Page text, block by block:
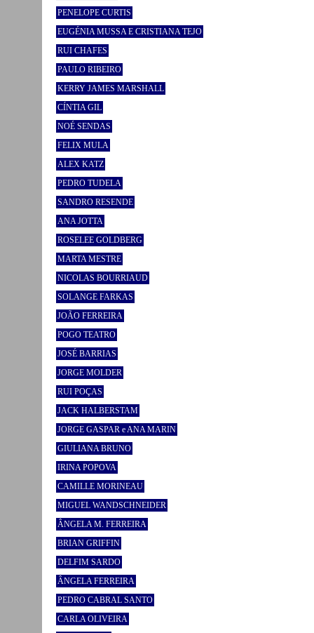
PENELOPE CURTIS
EUGÉNIA MUSSA E CRISTIANA TEJO
RUI CHAFES
PAULO RIBEIRO
KERRY JAMES MARSHALL
CÍNTIA GIL
NOÉ SENDAS
FELIX MULA
ALEX KATZ
PEDRO TUDELA
SANDRO RESENDE
ANA JOTTA
ROSELEE GOLDBERG
MARTA MESTRE
NICOLAS BOURRIAUD
SOLANGE FARKAS
JOÃO FERREIRA
POGO TEATRO
JOSÉ BARRIAS
JORGE MOLDER
RUI POÇAS
JACK HALBERSTAM
JORGE GASPAR e ANA MARIN
GIULIANA BRUNO
IRINA POPOVA
CAMILLE MORINEAU
MIGUEL WANDSCHNEIDER
ÂNGELA M. FERREIRA
BRIAN GRIFFIN
DELFIM SARDO
ÂNGELA FERREIRA
PEDRO CABRAL SANTO
CARLA OLIVEIRA